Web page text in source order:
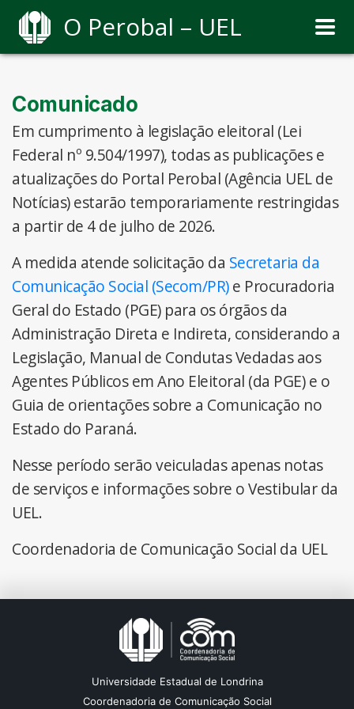
O Perobal – UEL
Comunicado
Em cumprimento à legislação eleitoral (Lei
Federal nº 9.504/1997), todas as publicações e
atualizações do Portal Perobal (Agência UEL de
Notícias) estarão temporariamente restringidas
a partir de 4 de julho de 2026.
A medida atende solicitação da Secretaria da
Comunicação Social (Secom/PR)e Procuradoria
Geral do Estado (PGE) para os órgãos da
Administração Direta e Indireta, considerando a
Legislação, Manual de Condutas Vedadas aos
Agentes Públicos em Ano Eleitoral (da PGE) e o
Guia de orientações sobre a Comunicação no
Estado do Paraná.
Nesse período serão veiculadas apenas notas
de serviços e informações sobre o Vestibular da
UEL.
Coordenadoria de Comunicação Social da UEL
Universidade Estadual de Londrina
Coordenadoria de Comunicação Social